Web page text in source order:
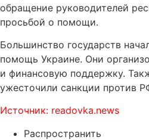
обращение руководителей
просьбой о помощи.
Большинство государств
помощь Украине. Они
и финансовую поддержку.
ужесточили санкции против
Источник: readovka.news
Распространить